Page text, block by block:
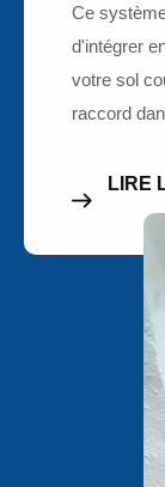
Ce
d'intégrer
votre sol
raccord
LIRE